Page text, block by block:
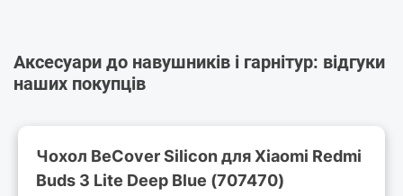
Аксесуари до навушників і гарнітур: відгуки
наших покупців
Чохол BeCover Silicon для Xiaomi Redmi
Buds 3 Lite Deep Blue (707470)